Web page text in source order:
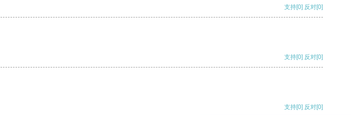
支持[0] 反对[0]
支持[0] 反对[0]
支持[0] 反对[0]